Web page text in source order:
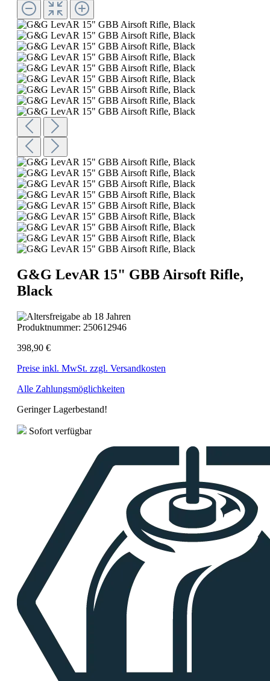
G&G LevAR 15" GBB Airsoft Rifle,
Black
Produktnummer: 250612946
398,90 €
Preise inkl. MwSt. zzgl. Versandkosten
Alle Zahlungsmöglichkeiten
Geringer Lagerbestand!
Sofort verfügbar